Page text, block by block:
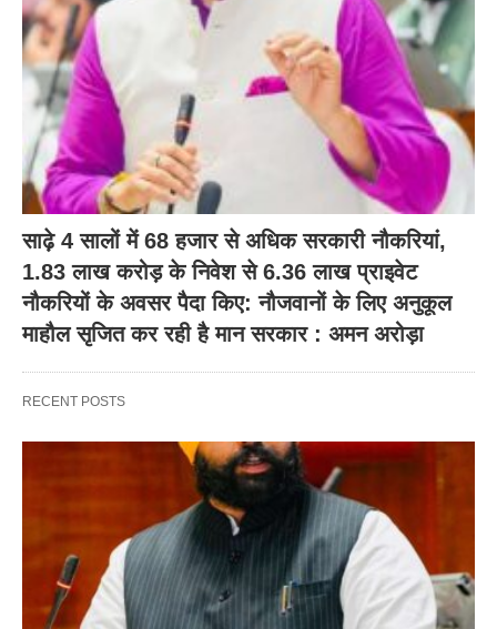
साढ़े 4 सालों में 68 हजार से अधिक सरकारी नौकरियां,
1.83 लाख करोड़ के निवेश से 6.36 लाख प्राइवेट
नौकरियों के अवसर पैदा किए: नौजवानों के लिए अनुकूल
माहौल सृजित कर रही है मान सरकार : अमन अरोड़ा
RECENT POSTS